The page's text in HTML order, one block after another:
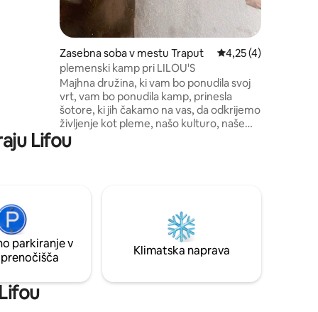
Zasebna soba v mestu Traput Povprečna ocena:
4,25 (4)
plemenski kamp pri LILOU'S
Majhna družina, ki vam bo ponudila svoj
vrt, vam bo ponudila kamp, prinesla
šotore, ki jih čakamo na vas, da odkrijemo
življenje kot pleme, našo kulturo, naše
znanje in še več... zemljišče, ograjeno
pod kokosovimi drevesi, ki se nahaja ob
Lifou
parkiranje v
Klimatska naprava